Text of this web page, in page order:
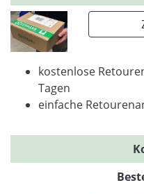
kostenlose
Tagen
einfache